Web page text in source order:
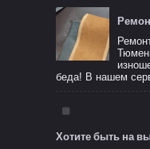
беда! В нашем
Хотите быть на